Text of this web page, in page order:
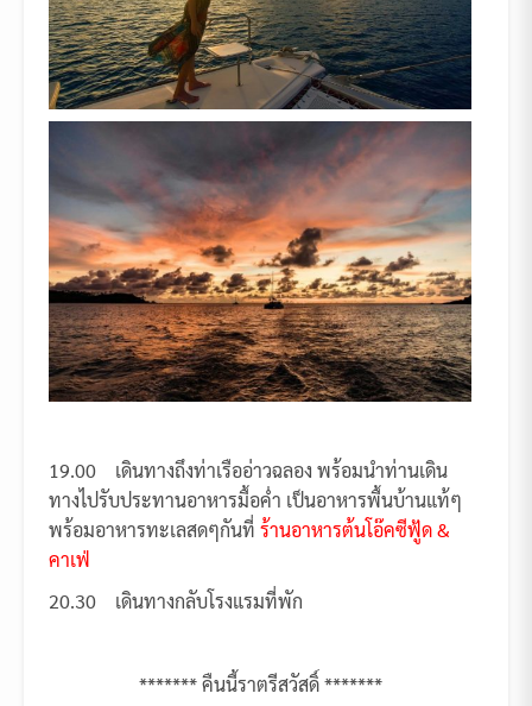
19.00 เดินทางถึงท่าเรืออ่าวฉลอง พร้อมนำท่านเดิน
ทางไปรับประทานอาหารมื้อค่ำ เป็นอาหารพื้นบ้านแท้ๆ
พร้อมอาหารทะเลสดๆกันที่ ร้านอาหารต้นโอ๊คซีฟู้ด &
คาเฟ่
20.30 เดินทางกลับโรงแรมที่พัก
******* คืนนี้ราตรีสวัสดิ์ *******